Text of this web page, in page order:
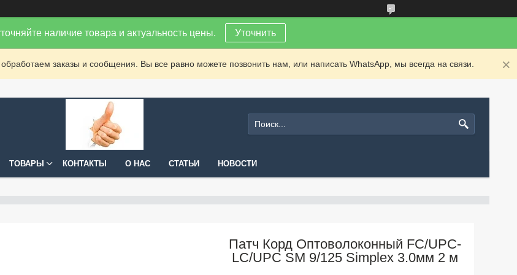
наличие товара и актуальность цены. Уточнить
заказы и сообщения. Вы все равно можете позвонить нам, или написать WhatsApp, мы всегда на связи.
ТОВАРЫ КОНТАКТЫ О НАС СТАТЬИ НОВОСТИ
Патч Корд Оптоволоконный FС/UPC-
LC/UPC SM 9/125 Simplex 3.0мм 2 м